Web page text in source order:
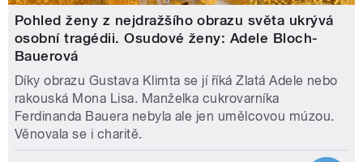
Pohled ženy z nejdražšího obrazu světa ukrývá
osobní tragédii. Osudové ženy: Adele Bloch-
Bauerová
Díky obrazu Gustava Klimta se jí říká Zlatá Adele nebo
rakouská Mona Lisa. Manželka cukrovarníka
Ferdinanda Bauera nebyla ale jen umělcovou múzou.
Věnovala se i charitě.